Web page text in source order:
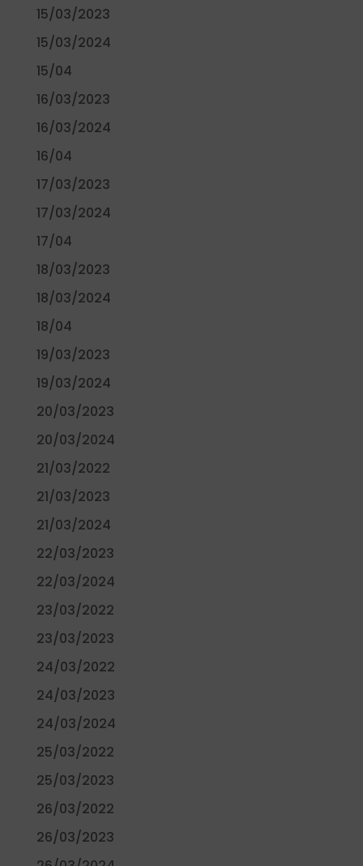
15/03/2023
15/03/2024
15/04
16/03/2023
16/03/2024
16/04
17/03/2023
17/03/2024
17/04
18/03/2023
18/03/2024
18/04
19/03/2023
19/03/2024
20/03/2023
20/03/2024
21/03/2022
21/03/2023
21/03/2024
22/03/2023
22/03/2024
23/03/2022
23/03/2023
24/03/2022
24/03/2023
24/03/2024
25/03/2022
25/03/2023
26/03/2022
26/03/2023